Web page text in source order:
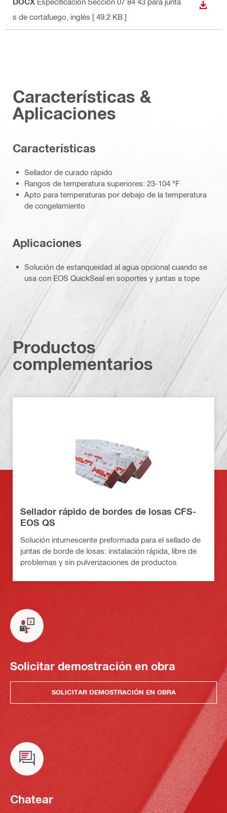
s de cortafuego , inglés [ 49.2 KB ]
Características &
Aplicaciones
Caracterí­sticas
Sellador de curado rápido
Rangos de temperatura superiores: 23-104 °F
Apto para temperaturas por debajo de la temperatura
de congelamiento
Aplicaciones
Solución de estanqueidad al agua opcional cuando se
usa con EOS QuickSeal en soportes y juntas a tope
Productos
complementarios
Sellador rápido de bordes de losas CFS-
EOS QS
Solución intumescente preformada para el sellado de
juntas de borde de losas: instalación rápida, libre de
problemas y sin pulverizaciones de productos
Solicitar demostración en obra
SOLICITAR DEMOSTRACIÓN EN OBRA
Chatear